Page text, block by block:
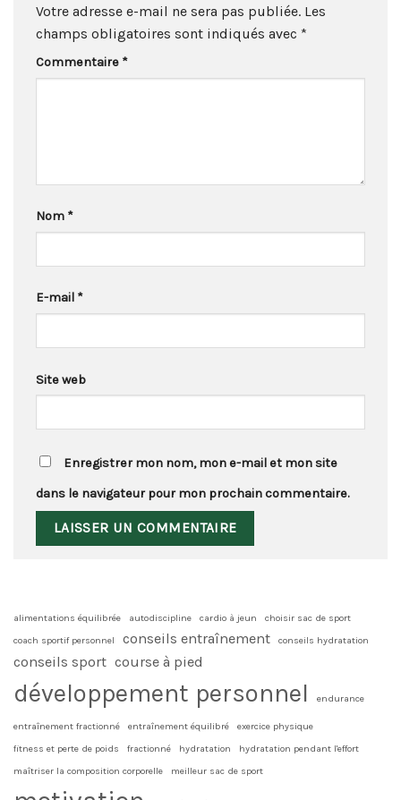
Votre adresse e-mail ne sera pas publiée. Les
champs obligatoires sont indiqués avec *
Commentaire *
Nom *
E-mail *
Site web
Enregistrer mon nom, mon e-mail et mon site
dans le navigateur pour mon prochain commentaire.
alimentations équilibrée autodiscipline cardio à jeun
choisir sac de sport
coach sportif personnel
conseils entraînement conseils hydratation
conseils sport course à pied
développement personnel endurance
entraînement fractionné entraînement équilibré
exercice physique
fitness et perte de poids
fractionné hydratation
hydratation pendant l'effort
maîtriser la composition corporelle
meilleur sac de sport